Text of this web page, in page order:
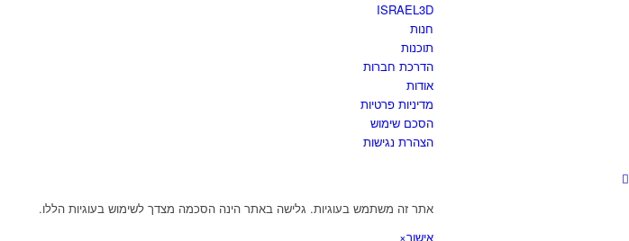
ISRAEL3D
חנות
תוכנות
הדרכת חברות
אודות
מדיניות פרטיות
הסכם שימוש
הצהרת נגישות
אתר זה משתמש בעוגיות. גלישה באתר הינה הסכמה מצדך לשימוש בעוגיות הללו.
אישור×